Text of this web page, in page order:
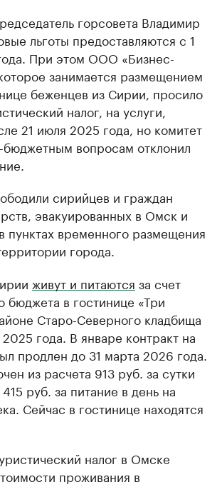
горсовета Владимир
льготы предоставляются с 1
При этом ООО «Бизнес-
занимается размещением
беженцев из Сирии, просило
налог, на услуги,
21 июля 2025 года, но комитет
вопросам отклонил
сирийцев и граждан
эвакуированных в Омск и
пунктах временного размещения
города.
живут и питаются за счет
бюджета в гостинице «Три
Старо-Северного кладбища
года. В январе контракт на
продлен до 31 марта 2026 года.
из расчета 913 руб. за сутки
руб. за питание в день на
Сейчас в гостинице находятся
налог в Омске
проживания в